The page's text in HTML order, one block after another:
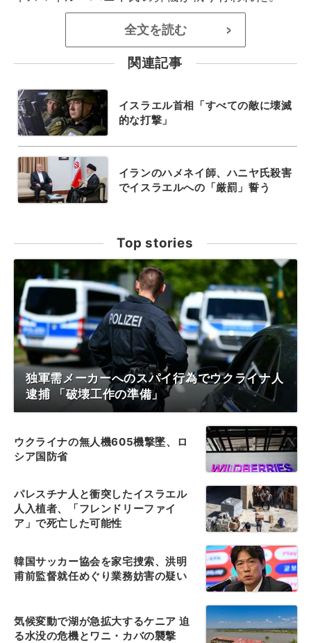
全文を読む >
関連記事
イスラエル首相「すべての敵に壊滅
的な打撃」
イランのハメネイ師、ハニヤ氏殺害
でイスラエルへの「厳罰」誓う
Top stories
独軍需メーカーへのスパイ行為でウクライナ人
逮捕 「破壊工作の準備」
ウクライナの無人機605機撃墜、ロ
シア国防省
パレスチナ人と衝突したイスラエル
人入植者、「フレンドリーファイ
ア」で死亡した可能性
韓国サッカー協会を家宅捜索、洪明
甫前監督就任めぐり業務妨害の疑い
気候変動で湖が急拡大するケニア 迫
る水没の危機とワニ・カバの襲撃